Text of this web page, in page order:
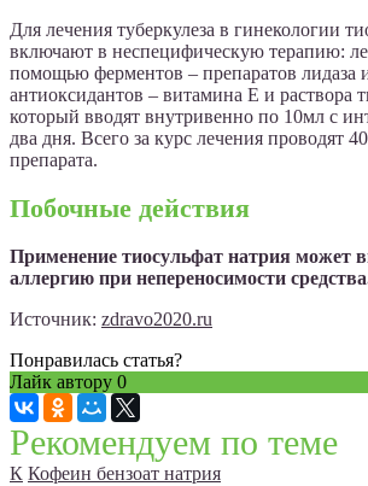
Для лечения туберкулеза в гинекологии
включают в неспецифическую терапию:
помощью ферментов – препаратов лидаза
антиоксидантов – витамина Е и раствора
который вводят внутривенно по 10мл с
два дня. Всего за курс лечения проводят
препарата.
Побочные действия
Применение тиосульфат натрия может
аллергию при непереносимости
Источник: zdravo2020.ru
Понравилась статья?
Лайк автору 0
Рекомендуем по теме
К Кофеин бензоат натрия